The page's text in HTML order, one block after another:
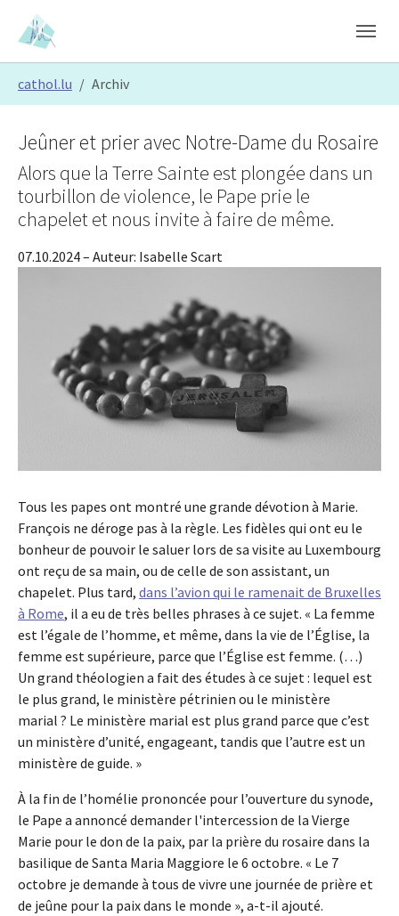
Skip to main content
Skip to page footer
cathol.lu Archiv
Jeûner et prier avec Notre-Dame du Rosaire
Alors que la Terre Sainte est plongée dans un
tourbillon de violence, le Pape prie le
chapelet et nous invite à faire de même.
07.10.2024– Auteur: Isabelle Scart
Tous les papes ont montré une grande dévotion à Marie.
François ne déroge pas à la règle. Les fidèles qui ont eu le
bonheur de pouvoir le saluer lors de sa visite au Luxembourg
ont reçu de sa main, ou de celle de son assistant, un
chapelet. Plus tard, dans l’avion qui le ramenait de Bruxelles
à Rome, il a eu de très belles phrases à ce sujet. « La femme
est l’égale de l’homme, et même, dans la vie de l’Église, la
femme est supérieure, parce que l’Église est femme. (…)
Un grand théologien a fait des études à ce sujet : lequel est
le plus grand, le ministère pétrinien ou le ministère
marial ? Le ministère marial est plus grand parce que c’est
un ministère d’unité, engageant, tandis que l’autre est un
ministère de guide. »
À la fin de l’homélie prononcée pour l’ouverture du synode,
le Pape a annoncé demander l'intercession de la Vierge
Marie pour le don de la paix, par la prière du rosaire dans la
basilique de Santa Maria Maggiore le 6 octobre. « Le 7
octobre je demande à tous de vivre une journée de prière et
de jeûne pour la paix dans le monde », a-t-il ajouté.